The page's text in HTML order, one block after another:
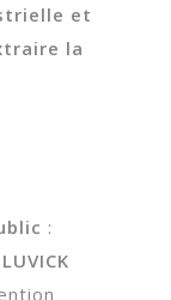
et
la
: